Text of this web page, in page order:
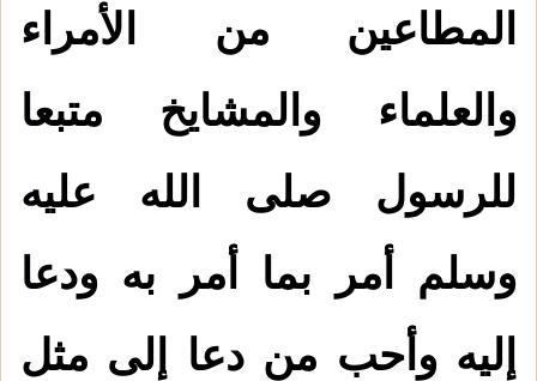
المطاعين من الأمراء
والعلماء والمشايخ متبعا
للرسول صلى الله عليه
وسلم أمر بما أمر به ودعا
إليه وأحب من دعا إلى مثل